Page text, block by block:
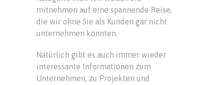
mitnehmen auf eine spannende Reise,
die wir ohne Sie als Kunden gar nicht
unternehmen könnten.
Natürlich gibt es auch immer wieder
interessante Informationen zum
Unternehmen, zu Projekten und